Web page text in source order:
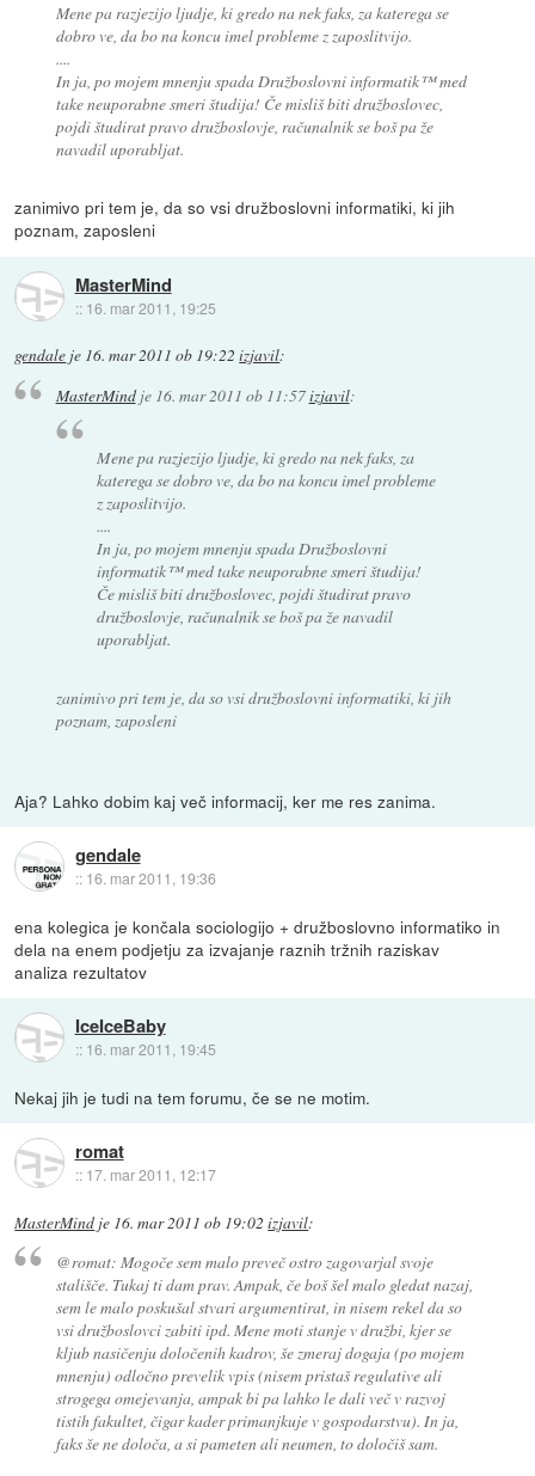
Mene pa razjezijo ljudje, ki gredo na nek faks, za katerega se
dobro ve, da bo na koncu imel probleme z zaposlitvijo.
....
In ja, po mojem mnenju spada Družboslovni informatik™ med
take neuporabne smeri študija! Če misliš biti družboslovec,
pojdi študirat pravo družboslovje, računalnik se boš pa že
navadil uporabljat.
zanimivo pri tem je, da so vsi družboslovni informatiki, ki jih
poznam, zaposleni
MasterMind
:: 16. mar 2011, 19:25
gendale je 16. mar 2011 ob 19:22 izjavil:
MasterMindje 16. mar 2011 ob 11:57izjavil:
Mene pa razjezijo ljudje, ki gredo na nek faks, za
katerega se dobro ve, da bo na koncu imel probleme
z zaposlitvijo.
....
In ja, po mojem mnenju spada Družboslovni
informatik™ med take neuporabne smeri študija!
Če misliš biti družboslovec, pojdi študirat pravo
družboslovje, računalnik se boš pa že navadil
uporabljat.
zanimivo pri tem je, da so vsi družboslovni informatiki, ki jih
poznam, zaposleni
Aja? Lahko dobim kaj več informacij, ker me res zanima.
gendale
:: 16. mar 2011, 19:36
ena kolegica je končala sociologijo + družboslovno informatiko in
dela na enem podjetju za izvajanje raznih tržnih raziskav
analiza rezultatov
IceIceBaby
:: 16. mar 2011, 19:45
Nekaj jih je tudi na tem forumu, če se ne motim.
romat
:: 17. mar 2011, 12:17
MasterMind je 16. mar 2011 ob 19:02 izjavil:
@romat: Mogoče sem malo preveč ostro zagovarjal svoje
stališče. Tukaj ti dam prav. Ampak, če boš šel malo gledat nazaj,
sem le malo poskušal stvari argumentirat, in nisem rekel da so
vsi družboslovci zabiti ipd. Mene moti stanje v družbi, kjer se
kljub nasičenju določenih kadrov, še zmeraj dogaja (po mojem
mnenju) odločno prevelik vpis (nisem pristaš regulative ali
strogega omejevanja, ampak bi pa lahko le dali več v razvoj
tistih fakultet, čigar kader primanjkuje v gospodarstvu). In ja,
faks še ne določa, a si pameten ali neumen, to določiš sam.